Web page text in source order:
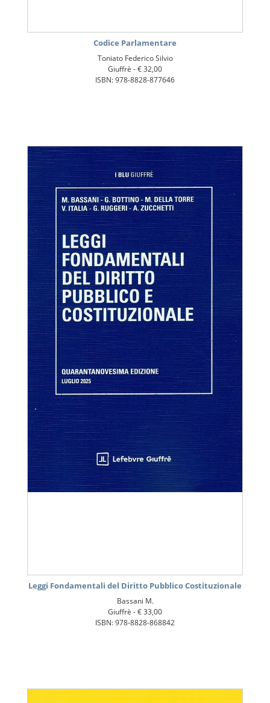
Codice Parlamentare
Toniato Federico Silvio
Giuffrè -€ 32,00
ISBN: 978-8828-877646
Leggi Fondamentali del Diritto Pubblico Costituzionale
Bassani M.
Giuffrè -€ 33,00
ISBN: 978-8828-868842